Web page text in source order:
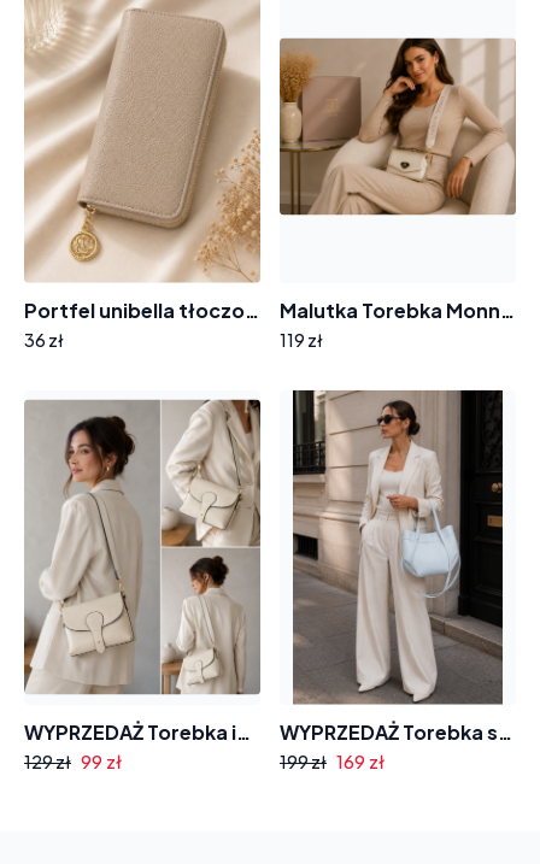
Portfel unibella tłoczona struktura 5399
36 zł
Malutka Torebka Monnari PH00040 z logowanym paskiem
119 zł
WYPRZEDAŻ Torebka instagramka skóra naturalna 24-076 z paskiem
129 zł 99 zł
WYPRZEDAŻ Torebka shopperka 25-025 skórzana z kosmetyczką
199 zł 169 zł